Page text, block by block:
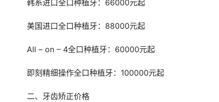
	韩系进口全口种植牙：66000元起
	美国进口全口种植牙：88000元起
	All – on – 4全口种植牙：60000元起
	即刻精细操作全口种植牙：100000元起
	二、牙齿矫正价格